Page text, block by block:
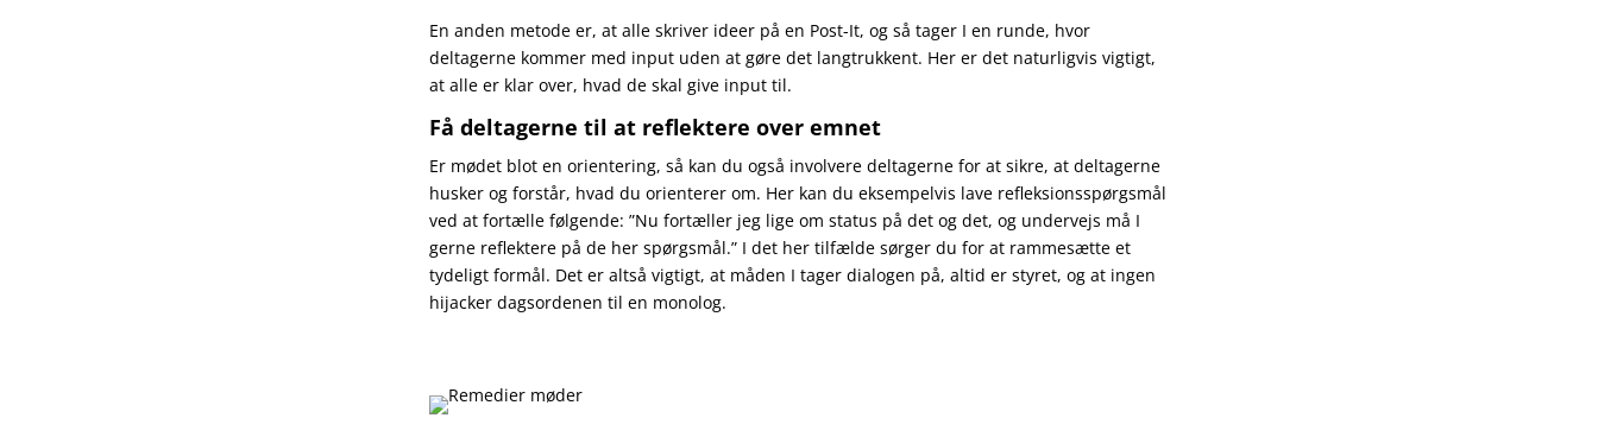
En anden metode er, at alle skriver ideer på en Post-It, og så tager I en runde, hvor
deltagerne kommer med input uden at gøre det langtrukkent. Her er det naturligvis vigtigt,
at alle er klar over, hvad de skal give input til.
Få deltagerne til at reflektere over emnet
Er mødet blot en orientering, så kan du også involvere deltagerne for at sikre, at deltagerne
husker og forstår, hvad du orienterer om. Her kan du eksempelvis lave refleksionsspørgsmål
ved at fortælle følgende: ”Nu fortæller jeg lige om status på det og det, og undervejs må I
gerne reflektere på de her spørgsmål.” I det her tilfælde sørger du for at rammesætte et
tydeligt formål. Det er altså vigtigt, at måden I tager dialogen på, altid er styret, og at ingen
hijacker dagsordenen til en monolog.